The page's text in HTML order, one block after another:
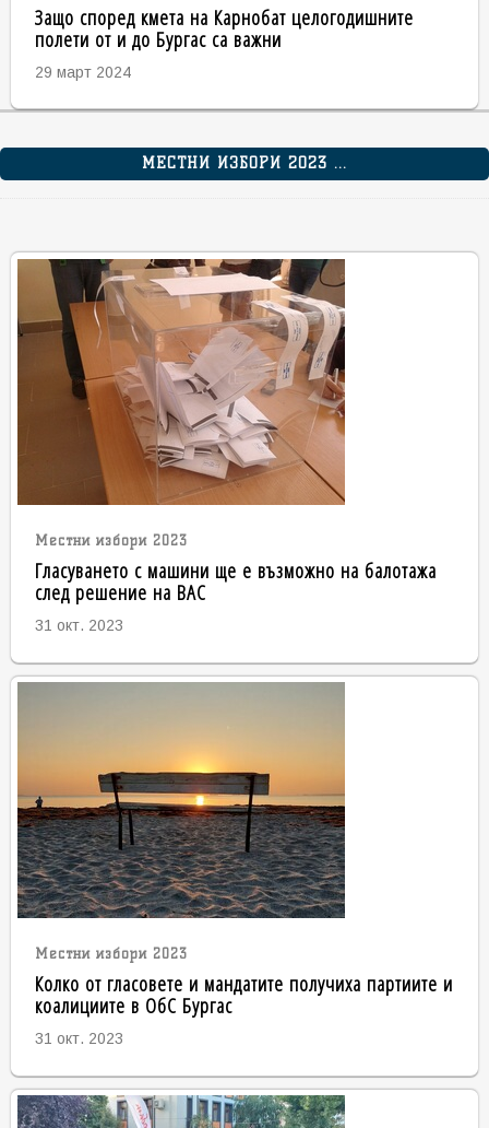
Защо според кмета на Карнобат целогодишните
полети от и до Бургас са важни
29 март 2024
МЕСТНИ ИЗБОРИ 2023 ...
Местни избори 2023
Гласуването с машини ще е възможно на балотажа
след решение на ВАС
31 окт. 2023
Местни избори 2023
Колко от гласовете и мандатите получиха партиите и
коалициите в ОбС Бургас
31 окт. 2023